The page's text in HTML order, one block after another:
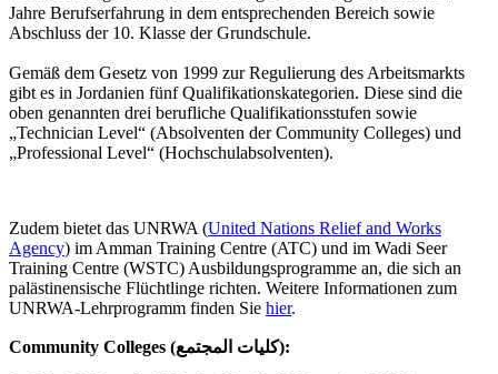
Jahre Berufserfahrung in dem entsprechenden Bereich sowie
Abschluss der 10. Klasse der Grundschule.
Gemäß dem Gesetz von 1999 zur Regulierung des Arbeitsmarkts
gibt es in Jordanien fünf Qualifikationskategorien. Diese sind die
oben genannten drei berufliche Qualifikationsstufen sowie
„Technician Level“ (Absolventen der Community Colleges) und
„Professional Level“ (Hochschulabsolventen).
Zudem bietet das UNRWA (United Nations Relief and Works
Agency) im Amman Training Centre (ATC) und im Wadi Seer
Training Centre (WSTC) Ausbildungsprogramme an, die sich an
palästinensische Flüchtlinge richten. Weitere Informationen zum
UNRWA-Lehrprogramm finden Sie hier.
Community Colleges (كليات المجتمع):